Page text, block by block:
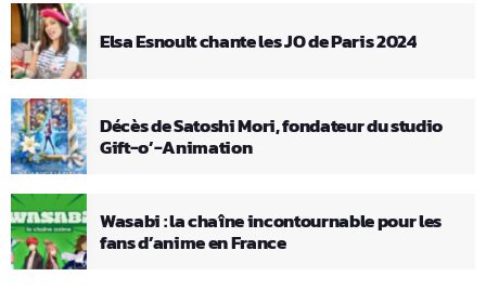
Elsa Esnoult chante les JO de Paris 2024
Décès de Satoshi Mori, fondateur du studio
Gift-o’-Animation
Wasabi : la chaîne incontournable pour les
fans d’anime en France